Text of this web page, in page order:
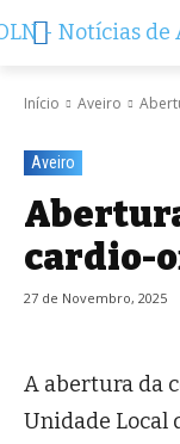
Início Aveiro
Aveiro
cardio-
27 de Novembro, 2025
A abertura da
Unidade Local